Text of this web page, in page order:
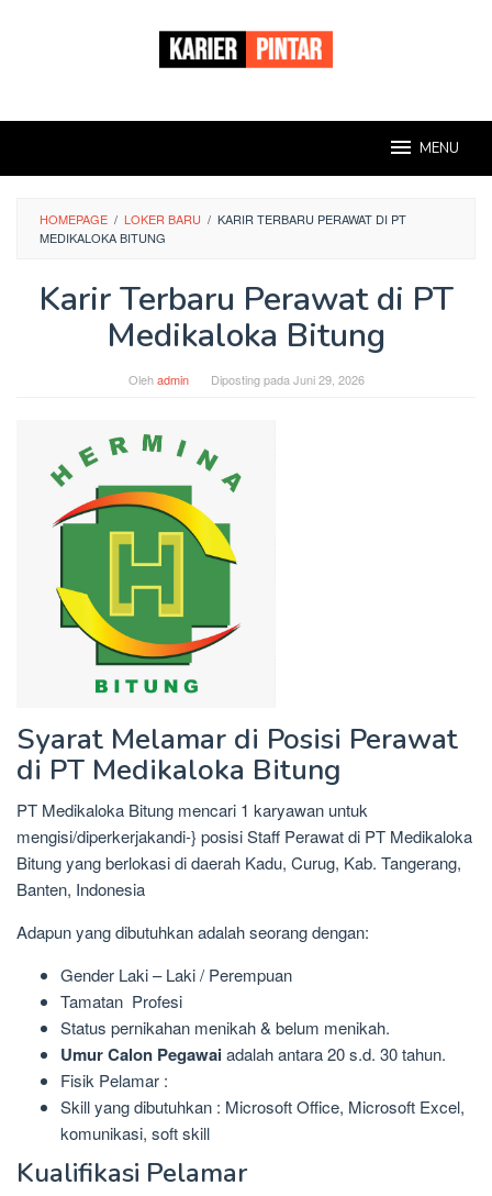
MENU
HOMEPAGE / LOKER BARU / KARIR TERBARU PERAWAT DI PT
MEDIKALOKA BITUNG
Karir Terbaru Perawat di PT
Medikaloka Bitung
Olehadmin Diposting pada Juni 29, 2026
Syarat Melamar di Posisi Perawat
di PT Medikaloka Bitung
PT Medikaloka Bitung mencari 1 karyawan untuk
mengisi/diperkerjakandi-} posisi Staff Perawat di PT Medikaloka
Bitung yang berlokasi di daerah Kadu, Curug, Kab. Tangerang,
Banten, Indonesia
Adapun yang dibutuhkan adalah seorang dengan:
Gender Laki – Laki / Perempuan
Tamatan Profesi
Status pernikahan menikah & belum menikah.
Umur Calon Pegawaiadalah antara 20 s.d. 30 tahun.
Fisik Pelamar :
Skill yang dibutuhkan : Microsoft Office, Microsoft Excel,
komunikasi, soft skill
Kualifikasi Pelamar